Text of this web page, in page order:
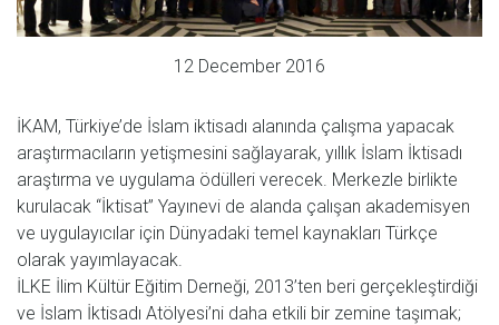
12 December 2016
İKAM, Türkiye’de İslam iktisadı alanında çalışma yapacak
araştırmacıların yetişmesini sağlayarak, yıllık İslam İktisadı
araştırma ve uygulama ödülleri verecek. Merkezle birlikte
kurulacak “İktisat” Yayınevi de alanda çalışan akademisyen
ve uygulayıcılar için Dünyadaki temel kaynakları Türkçe
olarak yayımlayacak.
İLKE İlim Kültür Eğitim Derneği, 2013’ten beri gerçekleştirdiği
ve İslam İktisadı Atölyesi’ni daha etkili bir zemine taşımak;